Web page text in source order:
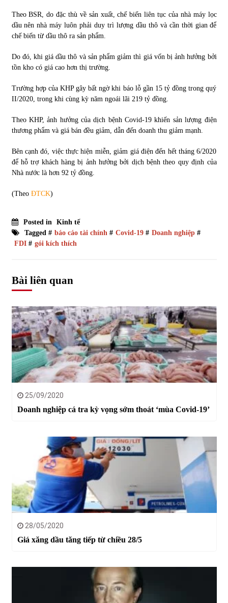
Theo BSR, do đặc thù về sản xuất, chế biến liên tục của nhà máy lọc
dầu nên nhà máy luôn phải duy trì lượng dầu thô và cần thời gian để
chế biến từ dầu thô ra sản phẩm.
Do đó, khi giá dầu thô và sản phẩm giảm thì giá vốn bị ảnh hưởng bởi
tồn kho có giá cao hơn thị trường.
Trường hợp của KHP gây bất ngờ khi báo lỗ gần 15 tỷ đồng trong quý
II/2020, trong khi cùng kỳ năm ngoái lãi 219 tỷ đồng.
Theo KHP, ảnh hưởng của dịch bệnh Covid-19 khiến sản lượng điện
thương phẩm và giá bán đều giảm, dẫn đến doanh thu giảm mạnh.
Bên cạnh đó, việc thực hiện miễn, giảm giá điện đến hết tháng 6/2020
để hỗ trợ khách hàng bị ảnh hưởng bởi dịch bệnh theo quy định của
Nhà nước là hơn 92 tỷ đồng.
(Theo ĐTCK)
Posted in Kinh tế
Tagged # báo cáo tài chính# Covid-19# Doanh nghiệp#
FDI# gói kích thích
Bài liên quan
25/09/2020
Doanh nghiệp cá tra kỳ vọng sớm thoát ‘mùa Covid-19’
28/05/2020
Giá xăng dầu tăng tiếp từ chiều 28/5